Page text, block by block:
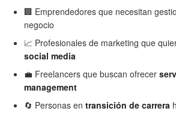
🏢 Emprendedores que necesitan
negocio
📈 Profesionales de marketing que
social media
💼 Freelancers que buscan ofrecer
management
🔄 Personas en transición de carrera